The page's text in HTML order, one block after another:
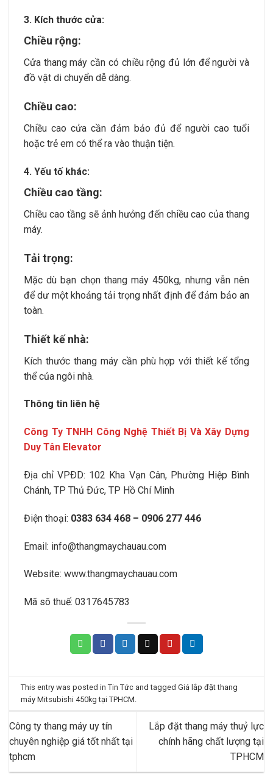
3. Kích thước cửa:
Chiều rộng:
Cửa thang máy cần có chiều rộng đủ lớn để người và
đồ vật di chuyển dễ dàng.
Chiều cao:
Chiều cao cửa cần đảm bảo đủ để người cao tuổi
hoặc trẻ em có thể ra vào thuận tiện.
4. Yếu tố khác:
Chiều cao tầng:
Chiều cao tầng sẽ ảnh hưởng đến chiều cao của thang
máy.
Tải trọng:
Mặc dù bạn chọn thang máy 450kg, nhưng vẫn nên
để dư một khoảng tải trọng nhất định để đảm bảo an
toàn.
Thiết kế nhà:
Kích thước thang máy cần phù hợp với thiết kế tổng
thể của ngôi nhà.
Thông tin liên hệ
Công Ty TNHH Công Nghệ Thiết Bị Và Xây Dựng
Duy Tân Elevator
Ðịa chỉ VPÐD: 102 Kha Vạn Cân, Phường Hiệp Bình
Chánh, TP Thủ Ðức, TP Hồ Chí Minh
Điện thoại: 0383 634 468 – 0906 277 446
Email: info@thangmaychauau.com
Website: www.thangmaychauau.com
Mã sõ thuế: 0317645783
This entry was posted inTin Tức and taggedGiá lắp đặt thang
máy Mitsubishi 450kg tại TPHCM
Công ty thang máy uy tín
chuyên nghiệp giá tốt nhất tại
tphcm
Lắp đặt thang máy thuỷ lực
chính hãng chất lượng tại
TPHCM